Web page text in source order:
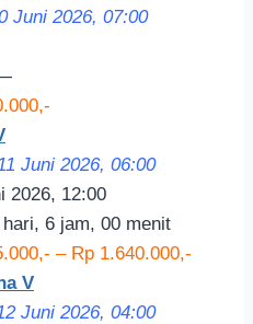
Juni 2026, 07:00
Juni 2026, 06:00
2026, 12:00
6 jam, 00 menit
– Rp 1.640.000,-
V
Juni 2026, 04:00